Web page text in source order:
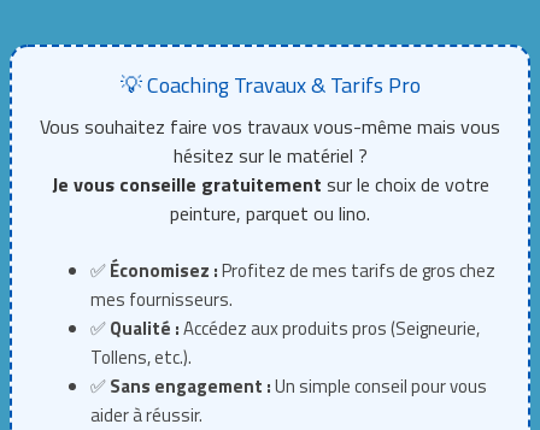
💡 Coaching Travaux & Tarifs Pro
Vous souhaitez faire vos travaux vous-même mais vous
hésitez sur le matériel ?
Je vous conseille gratuitement sur le choix de votre
peinture, parquet ou lino.
✅Économisez :Profitez de mes tarifs de gros chez
mes fournisseurs.
✅Qualité :Accédez aux produits pros (Seigneurie,
Tollens, etc.).
✅Sans engagement :Un simple conseil pour vous
aider à réussir.